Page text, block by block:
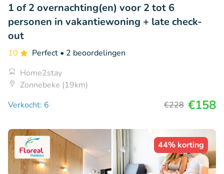
1 of 2 overnachting(en) voor 2 tot 6
personen in vakantiewoning + late check-
out
10 Perfect • 2 beoordelingen
Home2stay
Zonnebeke (19km)
Verkocht: 6
€228 €158
44% korting